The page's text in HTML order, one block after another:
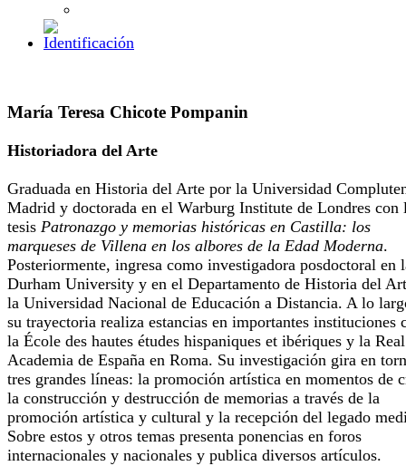
María Teresa Chicote Pompanin
Historiadora del Arte
Graduada en Historia del Arte por la Universidad
Madrid y doctorada en el Warburg Institute de Londres con
tesis Patronazgo y memorias históricas en Castilla: los
marqueses de Villena en los albores de la Edad Moderna.
Posteriormente, ingresa como investigadora posdoctoral en
Durham University y en el Departamento de Historia del
la Universidad Nacional de Educación a Distancia. A lo
su trayectoria realiza estancias en importantes instituciones
la École des hautes études hispaniques et ibériques y la Real
Academia de España en Roma. Su investigación gira en
tres grandes líneas: la promoción artística en momentos de
la construcción y destrucción de memorias a través de la
promoción artística y cultural y la recepción del legado
Sobre estos y otros temas presenta ponencias en foros
internacionales y nacionales y publica diversos artículos.